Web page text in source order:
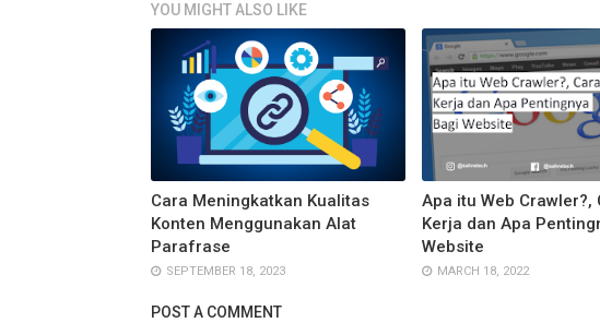
YOU MIGHT ALSO LIKE
Cara Meningkatkan Kualitas
Konten Menggunakan Alat
Parafrase
SEPTEMBER 18, 2023
Apa itu Web Crawler?,
Kerja dan Apa
Website
MARCH 18, 2022
POST A COMMENT